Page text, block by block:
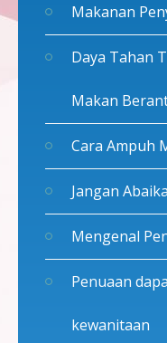
Makanan
Daya Tahan
Makan
Cara Ampuh
Jangan
Mengenal
Penuaan
kewanitaan